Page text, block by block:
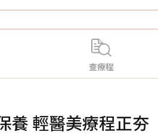
查療程
養 輕醫美療程正夯